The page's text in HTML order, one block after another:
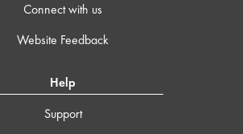
Connect with us
Website Feedback
Help
Support